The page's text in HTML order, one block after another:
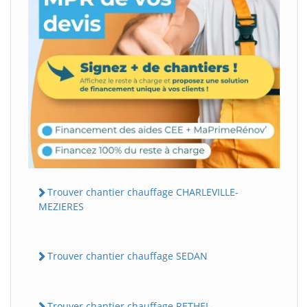
Trouver chantier chauffage CHARLEVILLE-
MEZIERES
Trouver chantier chauffage SEDAN